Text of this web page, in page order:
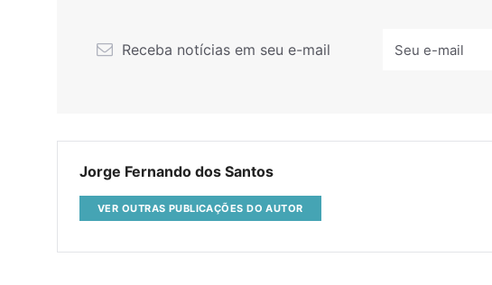
Receba notícias em seu e-mail
Jorge Fernando dos Santos
VER OUTRAS PUBLICAÇÕES DO AUTOR